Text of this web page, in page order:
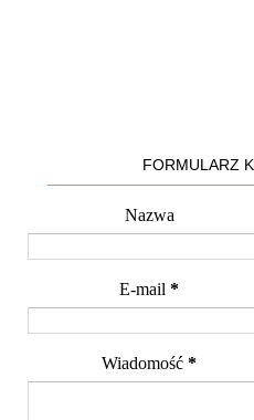
FORMULARZ
Nazwa
E-mail *
Wiadomość *